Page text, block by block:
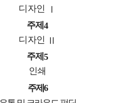
디자인
Ⅰ
주제4
디자인 Ⅱ
주제5
인쇄
주제6